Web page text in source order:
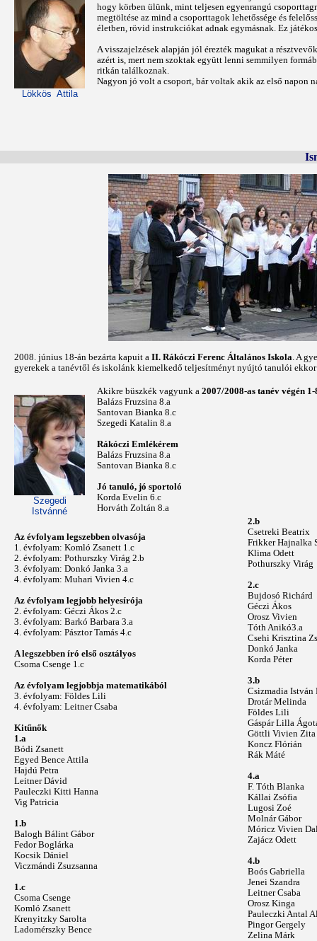
Lökkös Attila
hogy körben ülünk, mint teljesen egyenrangú
megtöltése az mind a csoporttagok lehetőssége és
életben, rövid instrukciókat adnak egymásnak. Ez
A visszajelzések alapján jól érezték magukat a
azért is, mert nem szoktak együtt lenni semmilyen
ritkán találkoznak.
Nagyon jó volt a csoport, bár voltak akik az első napon
2008. június 18-án bezárta kapuit a II. Rákóczi Ferenc Általános Iskola . A
gyerekek a tanévtől és iskolánk kiemelkedő teljesítményt nyújtó tanulói
Szegedi
Istvánné
Akikre büszkék vagyunk a 2007/2008-as tanév végén
Balázs Fruzsina 8.a
Santovan Bianka 8.c
Szegedi Katalin 8.a
Rákóczi Emlékérem
Balázs Fruzsina 8.a
Santovan Bianka 8.c
Jó tanuló, jó sportoló
Korda Evelin 6.c
Horváth Zoltán 8.a
Az évfolyam legszebben olvasója
1. évfolyam: Komló Zsanett 1.c
2. évfolyam: Pothurszky Virág 2.b
3. évfolyam: Donkó Janka 3.a
4. évfolyam: Muhari Vivien 4.c
Az évfolyam legjobb helyesírója
2. évfolyam: Géczi Ákos 2.c
3. évfolyam: Barkó Barbara 3.a
4. évfolyam: Pásztor Tamás 4.c
A legszebben író első osztályos
Csoma Csenge 1.c
Az évfolyam legjobbja matematikából
3. évfolyam: Földes Lili
4. évfolyam: Leitner Csaba
Kitűnők
1.a
Bódi Zsanett
Egyed Bence Attila
Hajdú Petra
Leitner Dávid
Pauleczki Kitti Hanna
Vig Patricia
1.b
Balogh Bálint Gábor
Fedor Boglárka
Kocsik Dániel
Viczmándi Zsuzsanna
1.c
Csoma Csenge
Komló Zsanett
Krenyitzky Sarolta
Ladomérszky Bence
2.b
Csetreki Beatrix
Frikker Hajnalka
Klima Odett
Pothurszky Virág
2.c
Bujdosó Richárd
Géczi Ákos
Orosz Vivien
Tóth Anikó3.a
Csehi Krisztina
Donkó Janka
Korda Péter
3.b
Csizmadia István
Drotár Melinda
Földes Lili
Gáspár Lilla
Göttli Vivien Zita
Koncz Flórián
Rák Máté
4.a
F. Tóth Blanka
Kállai Zsófia
Lugosi Zoé
Molnár Gábor
Móricz Vivien
Zajácz Odett
4.b
Boós Gabriella
Jenei Szandra
Leitner Csaba
Orosz Kinga
Pauleczki Antal
Pingor Gergely
Zelina Márk